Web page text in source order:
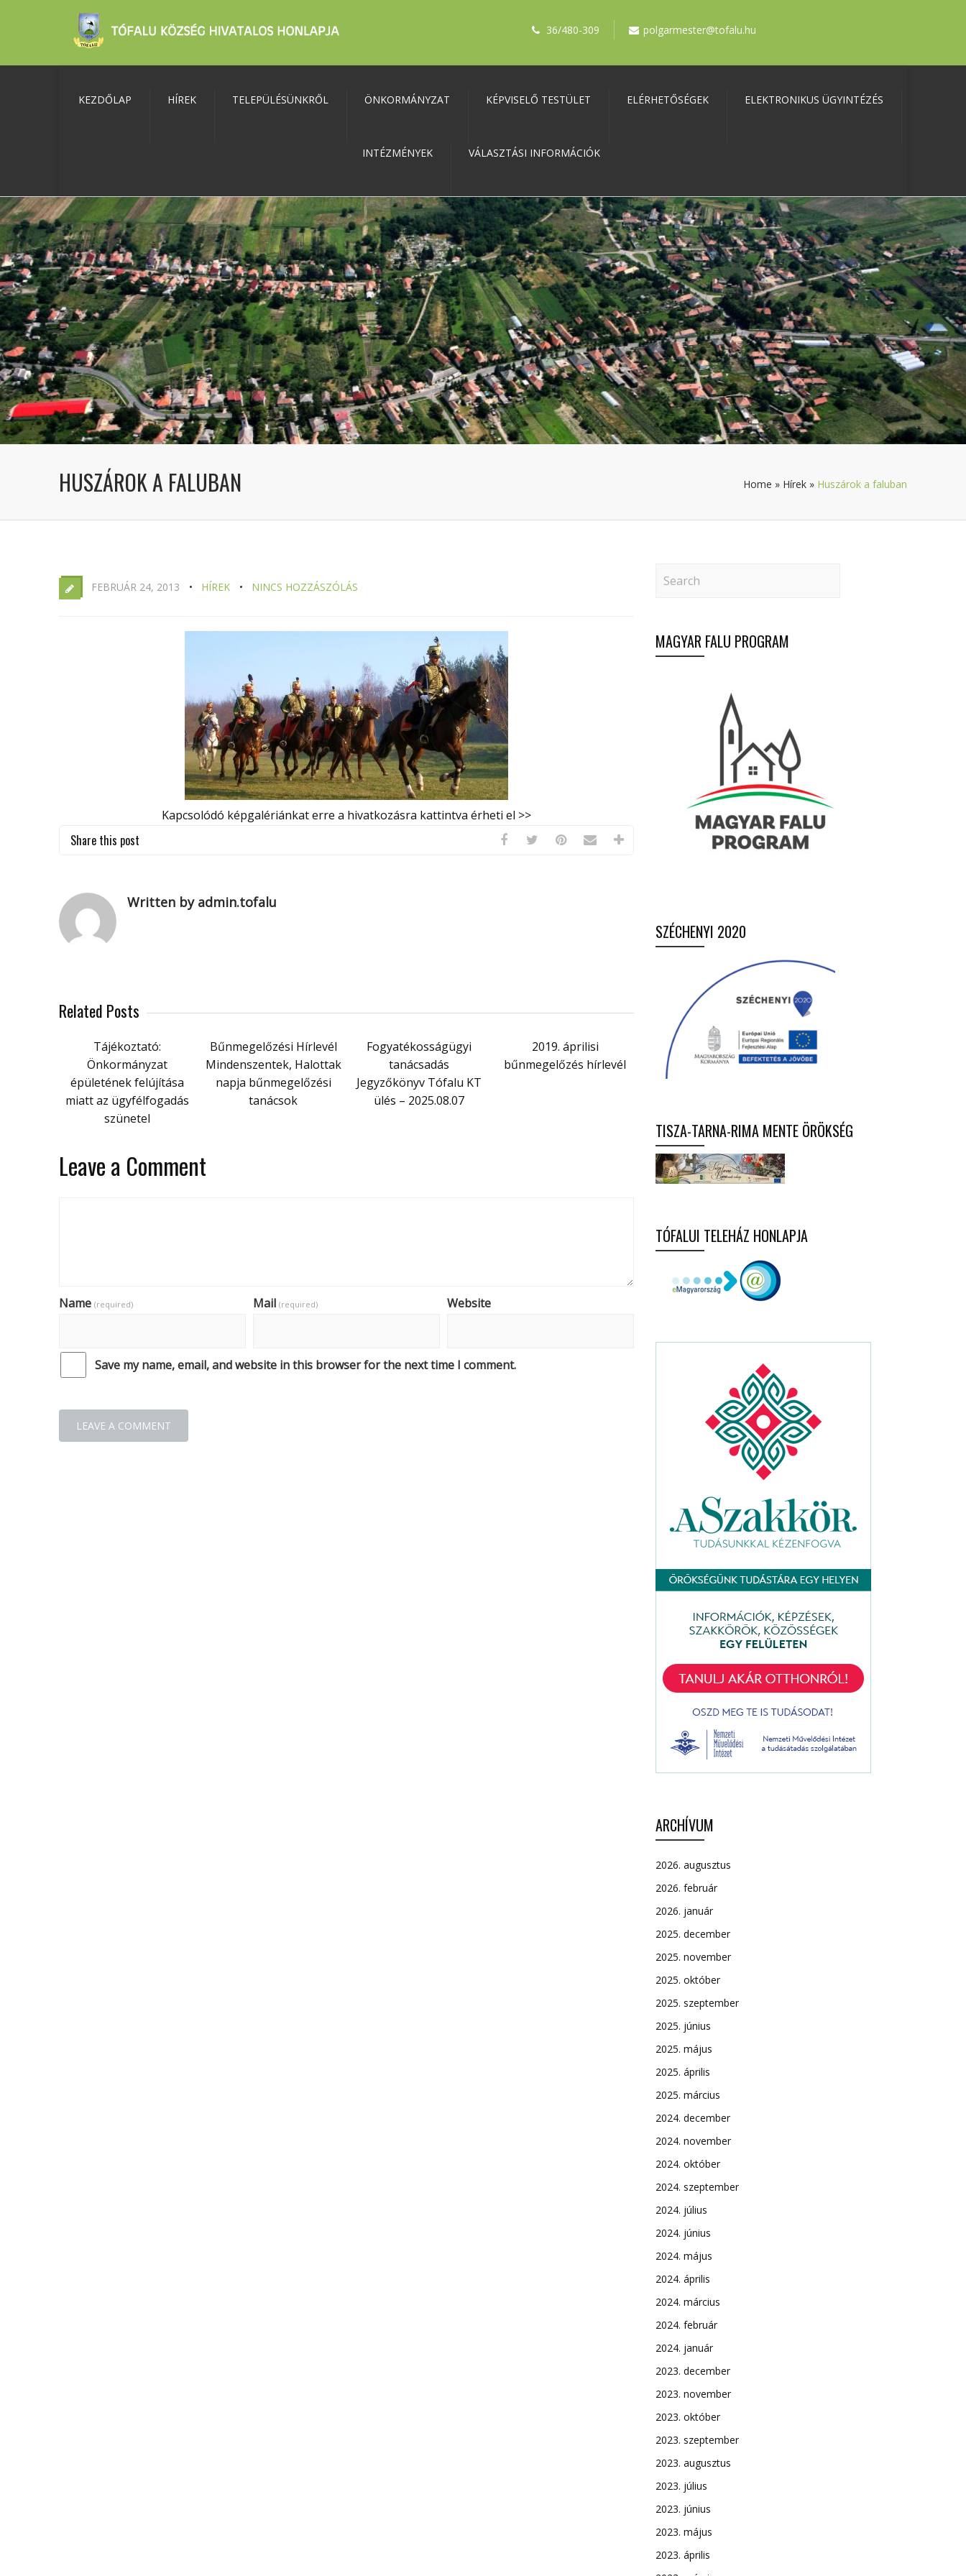
36/480-309 polgarmester@tofalu.hu
KEZDŐLAP HÍREK TELEPÜLÉSÜNKRŐL ÖNKORMÁNYZAT KÉPVISELŐ TESTÜLET ELÉRHETŐSÉGEK ELEKTRONIKUS ÜGYINTÉZÉS
INTÉZMÉNYEK VÁLASZTÁSI INFORMÁCIÓK
HUSZÁROK A FALUBAN Home » Hírek » Huszárok a faluban
FEBRUÁR 24, 2013 HÍREK NINCS HOZZÁSZÓLÁS
Kapcsolódó képgalériánkat erre a hivatkozásra kattintva érheti el >>
Share this post
Written by admin.tofalu
Related Posts
Tájékoztató:
Önkormányzat
épületének felújítása
miatt az ügyfélfogadás
szünetel
Bűnmegelőzési Hírlevél
Mindenszentek, Halottak
napja bűnmegelőzési
tanácsok
Fogyatékosságügyi
tanácsadás
2019. áprilisi
bűnmegelőzés hírlevél
Jegyzőkönyv Tófalu KT
ülés – 2025.08.07
Leave a Comment
Name (required) Mail (required) Website
Save my name, email, and website in this browser for the next time I comment.
MAGYAR FALU PROGRAM
SZÉCHENYI 2020
TISZA-TARNA-RIMA MENTE ÖRÖKSÉG
TÓFALUI TELEHÁZ HONLAPJA
ARCHÍVUM
2026. augusztus
2026. február
2026. január
2025. december
2025. november
2025. október
2025. szeptember
2025. június
2025. május
2025. április
2025. március
2024. december
2024. november
2024. október
2024. szeptember
2024. július
2024. június
2024. május
2024. április
2024. március
2024. február
2024. január
2023. december
2023. november
2023. október
2023. szeptember
2023. augusztus
2023. július
2023. június
2023. május
2023. április